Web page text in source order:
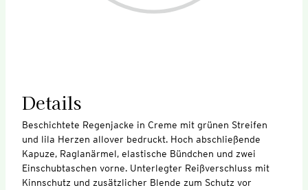
Details
Beschichtete Regenjacke in Creme mit grünen Streifen
und lila Herzen allover bedruckt. Hoch abschließende
Kapuze, Raglanärmel, elastische Bündchen und zwei
Einschubtaschen vorne. Unterlegter Reißverschluss mit
Kinnschutz und zusätzlicher Blende zum Schutz vor